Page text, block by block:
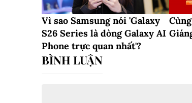
Vì sao Samsung nói 'Galaxy
S26 Series là dòng Galaxy AI
Phone trực quan nhất'?